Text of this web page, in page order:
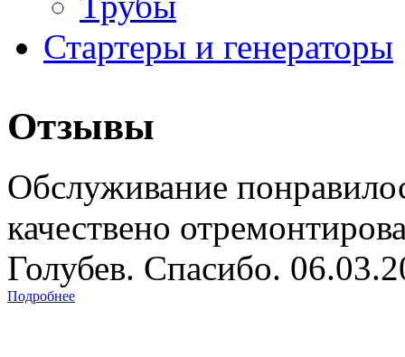
Стартеры и генераторы
Отзывы
Обслуживание
качествено
Голубев. Спасибо.
Подробнее